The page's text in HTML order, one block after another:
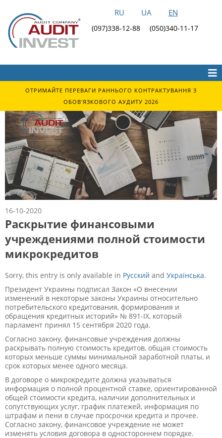
RU UA EN
(097)338-12-88 (050)340-11-17
ОТРИМАЙТЕ ПЕРЕВАГИ РАННЬОГО КОНТРАКТУВАННЯ З
ОБОВ'ЯЗКОВОГО АУДИТУ 2026
16-10-2020
Раскрытие финансовыми
учреждениями полной стоимости
микрокредитов
Sorry, this entry is only available in Русский and Українська.
Президент Украины подписал Закон «О внесении
изменений в некоторые законы Украины относительно
потребительского кредитования, формирования и
обращения кредитных историй» № 891-ІХ, который
парламент принял 15 сентября 2020 года.
Согласно закону, финансовые учреждения должны
раскрывать полную стоимость кредитов, общая стоимость
которых меньше суммы минимальной заработной платы, и
срок которых менее одного месяца.
В договоре о микрокредите должна указываться
информация о полной процентной ставке, ориентированной
общей стоимости кредита, наличии дополнительных и
сопутствующих услуг, график платежей, информация по
штрафам и пени в случае просрочки кредита и прочее.
Согласно закону, финансовое учреждение не может
изменять условия договора в одностороннем порядке.